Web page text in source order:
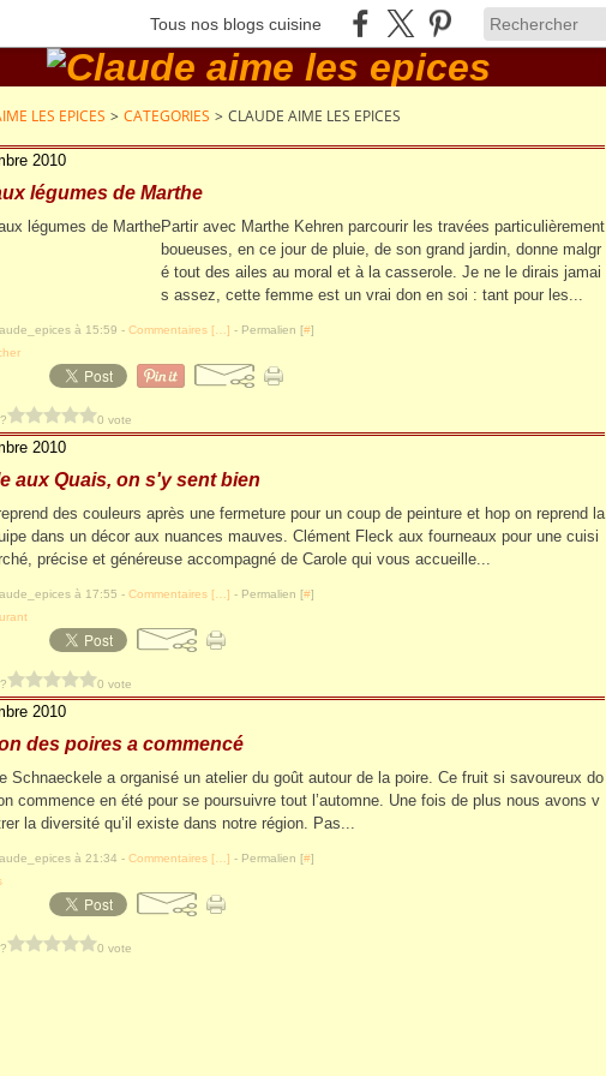
Tous nos blogs cuisine
LES EPICES > CATEGORIES > CLAUDE AIME LES EPICES
2010
légumes de Marthe
Partir avec Marthe Kehren parcourir les travées particulièrement
boueuses, en ce jour de pluie, de son grand jardin, donne malgr
é tout des ailes au moral et à la casserole. Je ne le dirais jamai
s assez, cette femme est un vrai don en soi : tant pour les...
à 15:59 - Commentaires [ ] - Permalien [#]
0 vote
2010
aux Quais, on s'y sent bien
des couleurs après une fermeture pour un coup de peinture et hop on reprend la
dans un décor aux nuances mauves. Clément Fleck aux fourneaux pour une cuisi
précise et généreuse accompagné de Carole qui vous accueille...
à 17:55 - Commentaires [ ] - Permalien [#]
0 vote
2010
des poires a commencé
Schnaeckele a organisé un atelier du goût autour de la poire. Ce fruit si savoureux do
commence en été pour se poursuivre tout l’automne. Une fois de plus nous avons v
la diversité qu’il existe dans notre région. Pas...
à 21:34 - Commentaires [ ] - Permalien [#]
0 vote